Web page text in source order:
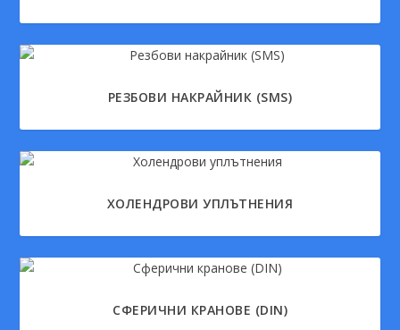
РЕЗБОВИ НАКРАЙНИК (SMS)
ХОЛЕНДРОВИ УПЛЪТНЕНИЯ
СФЕРИЧНИ КРАНОВЕ (DIN)